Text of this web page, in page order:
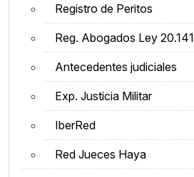
Registro de Peritos
Reg. Abogados Ley 20.141
Antecedentes judiciales
Exp. Justicia Militar
IberRed
Red Jueces Haya